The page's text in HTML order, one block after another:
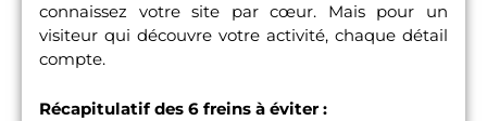
connaissez votre site par cœur. Mais pour un
visiteur qui découvre votre activité, chaque détail
compte.
Récapitulatif des 6 freins à éviter :